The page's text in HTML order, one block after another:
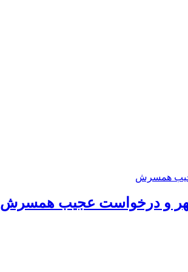
و درخواست عجیب همسرش